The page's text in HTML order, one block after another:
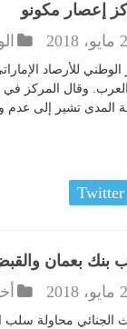
إعصار مكونو
الوطني للأرصاد
وقال المركز في
المدى تشير إلى عدم
Twitter
بنك بعمان
الجنائي محاولة